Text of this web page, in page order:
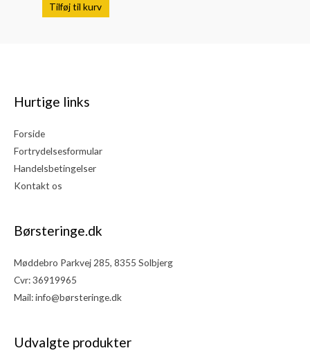
Tilføj til kurv
Hurtige links
Forside
Fortrydelsesformular
Handelsbetingelser
Kontakt os
Børsteringe.dk
Møddebro Parkvej 285, 8355 Solbjerg
Cvr: 36919965
Mail:info@børsteringe.dk
Udvalgte produkter